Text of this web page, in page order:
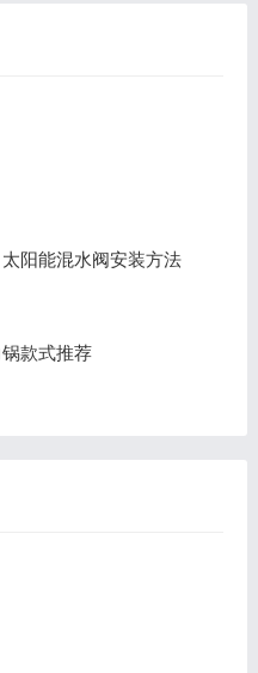
阳能混水阀安装方法
款式推荐